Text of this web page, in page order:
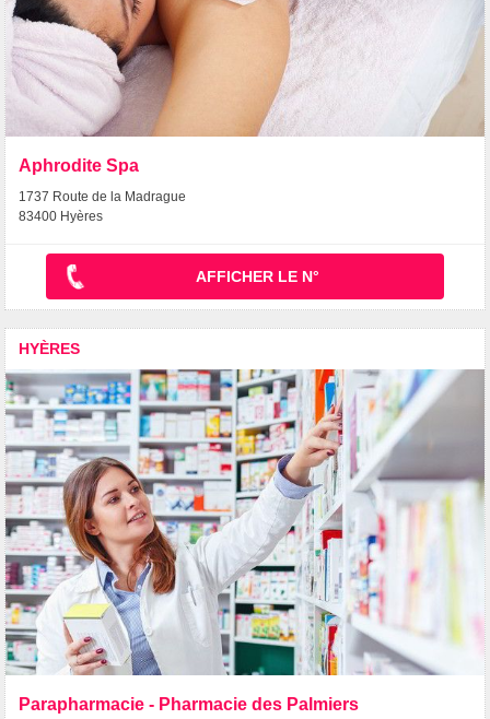
Aphrodite Spa
1737 Route de la Madrague
83400 Hyères
AFFICHER LE N°
HYÈRES
Parapharmacie - Pharmacie des Palmiers